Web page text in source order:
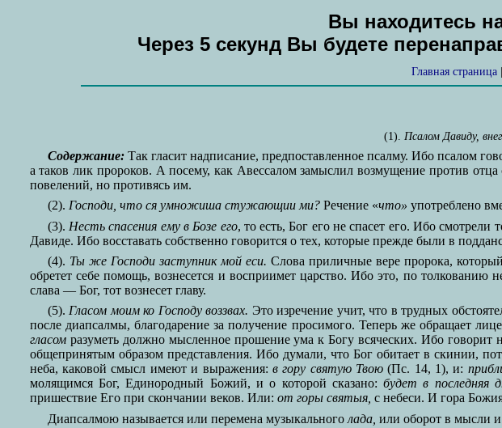
Вы находитесь
Через 5 секунд Вы будете
Главная страница|
(1). Псалом Давиду,
Содержание:Так гласит надписание, предпоставленное псалму. Ибо псалом
а таков лик пророков. А посему, как Авессалом замыслил возмущение против
повелений, но противясь им.
(2). Господи, что ся умножиша стужающии ми? Речение «что» употреблено
(3). Несть спасения ему в Бозе его, то есть, Бог его не спасет его. Ибо смотрели
Давиде. Ибо восставать собственно говорится о тех, которые прежде были в
(4). Ты же Господи заступник мой еси. Слова приличные вере пророка,
обретет себе помощь, вознесется и восприимет царство. Ибо это, по толкованию
слава — Бог, тот вознесет главу.
(5).Гласом моим ко Господу воззвах. Это изречение учит, что в трудных
после диапсалмы, благодарение за получение просимого. Теперь же обращает
гласомразуметь должно мысленное прошение ума к Богу всяческих. Ибо
общепринятым образом представления. Ибо думали, что Бог обитает в скинии,
неба, каковой смысл имеют и выражения: в гору святую Твою (Пс. 14, 1), и:
молящимся Бог, Единородный Божий, и о которой сказано:будет в последняя
пришествие Его при скончании веков. Или: от горы святыя, с небеси. И гора Божия
Диапсалмою называется или перемена музыкального лада, или оборот в мысли и